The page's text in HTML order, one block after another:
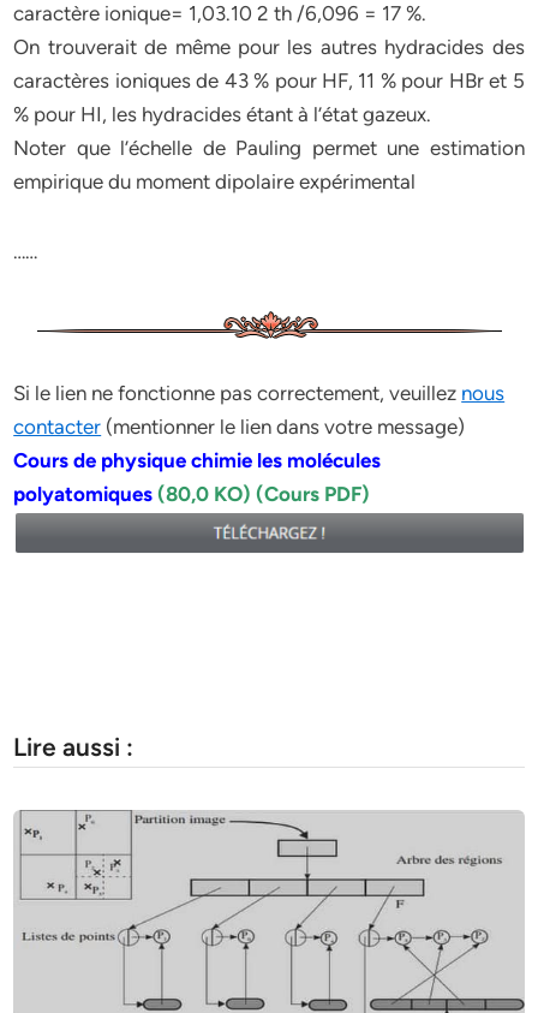
caractère ionique= 1,03.10 2 th /6,096 = 17 %.
On trouverait de même pour les autres hydracides des
caractères ioniques de 43 % pour HF, 11 % pour HBr et 5
% pour HI, les hydracides étant à l’état gazeux.
Noter que l’échelle de Pauling permet une estimation
empirique du moment dipolaire expérimental
……
Si le lien ne fonctionne pas correctement, veuillez nous
contacter (mentionner le lien dans votre message)
Cours de physique chimie les molécules
polyatomiques(80,0 KO) (Cours PDF)
Lire aussi :